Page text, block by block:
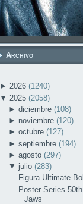
Archivo
► 2026 (1240)
▼ 2025 (2058)
►diciembre(108)
► noviembre(120)
►octubre(127)
►septiembre(194)
►agosto(297)
▼ julio(283)
Figura Ultimate
Poster Series
Jaws